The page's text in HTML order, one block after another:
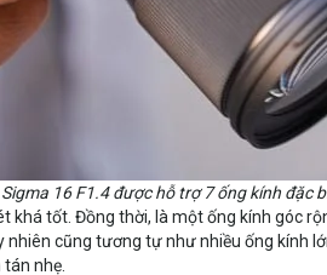
Sigma 16 F1.4 được hỗ trợ 7 ống kính đặc
khá tốt. Đồng thời, là một ống kính góc
cũng tương tự như nhiều ống kính
nhẹ.